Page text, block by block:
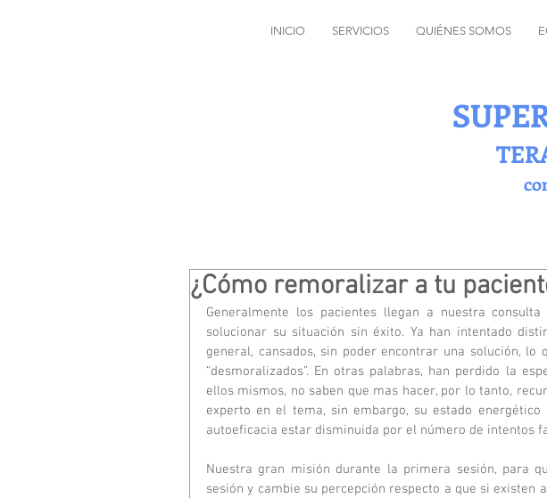
INICIO SERVICIOS QUIÉNES SOMOS
¿Cómo remoralizar a tu
Generalmente los pacientes llegan a nuestra
solucionar su situación sin éxito. Ya han intentado
general, cansados, sin poder encontrar una solución, lo
“desmoralizados”. En otras palabras, han perdido la
ellos mismos, no saben que mas hacer, por lo tanto,
experto en el tema, sin embargo, su estado
autoeficacia estar disminuida por el número de intentos
Nuestra gran misión durante la primera sesión, para
sesión y cambie su percepción respecto a que si existen